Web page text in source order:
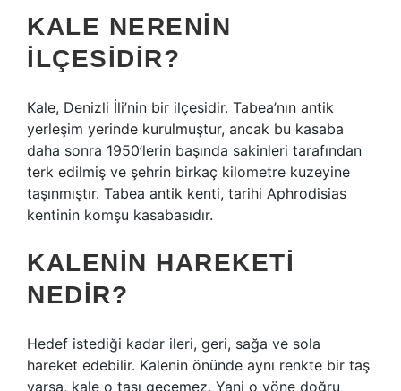
KALE NERENIN
ILÇESIDIR?
Kale, Denizli İli’nin bir ilçesidir. Tabea’nın antik
yerleşim yerinde kurulmuştur, ancak bu kasaba
daha sonra 1950’lerin başında sakinleri tarafından
terk edilmiş ve şehrin birkaç kilometre kuzeyine
taşınmıştır. Tabea antik kenti, tarihi Aphrodisias
kentinin komşu kasabasıdır.
KALENIN HAREKETI
NEDIR?
Hedef istediği kadar ileri, geri, sağa ve sola
hareket edebilir. Kalenin önünde aynı renkte bir taş
varsa, kale o taşı geçemez. Yani o yöne doğru